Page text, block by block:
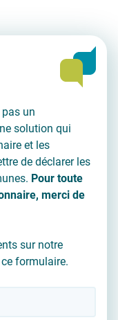
pas un
solution qui
et les
de déclarer les
Pour toute
merci de
sur notre
formulaire.